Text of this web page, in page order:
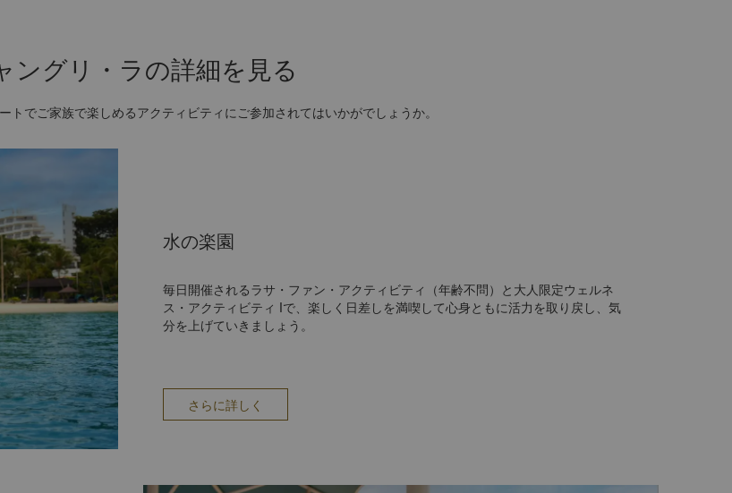
ングリ・ラの詳細を見る
トでご家族で楽しめるアクティビティにご参加されてはいかがでしょうか。
水の楽園
毎日開催されるラサ・ファン・アクティビティ（年齢不問）と大人限定ウェルネ
ス・アクティビティ lで、楽しく日差しを満喫して心身ともに活力を取り戻し、気
分を上げていきましょう。
さらに詳しく